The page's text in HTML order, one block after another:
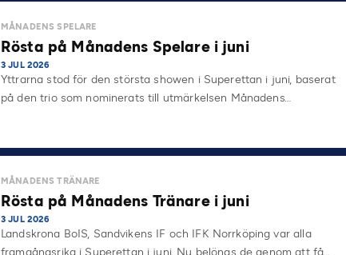
MÅNADENS SPELARE
Rösta på Månadens Spelare i juni
3 JUL 2026
Yttrarna stod för den största showen i Superettan i juni, baserat
på den trio som nominerats till utmärkelsen Månadens…
MÅNADENS TRÄNARE
Rösta på Månadens Tränare i juni
3 JUL 2026
Landskrona BoIS, Sandvikens IF och IFK Norrköping var alla